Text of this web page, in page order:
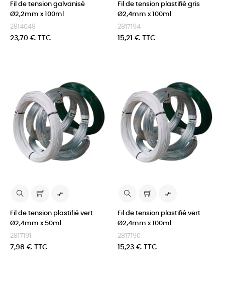
Fil de tension galvanisé
Ø2,2mm x 100ml
2814048
Prix
23,70 € TTC
Fil de tension plastifié gris
Ø2,4mm x 100ml
2817194
Prix
15,21 € TTC

Fil de tension plastifié vert
Ø2,4mm x 50ml
2817191
Prix
7,98 € TTC

Fil de tension plastifié vert
Ø2,4mm x 100ml
2817190
Prix
15,23 € TTC